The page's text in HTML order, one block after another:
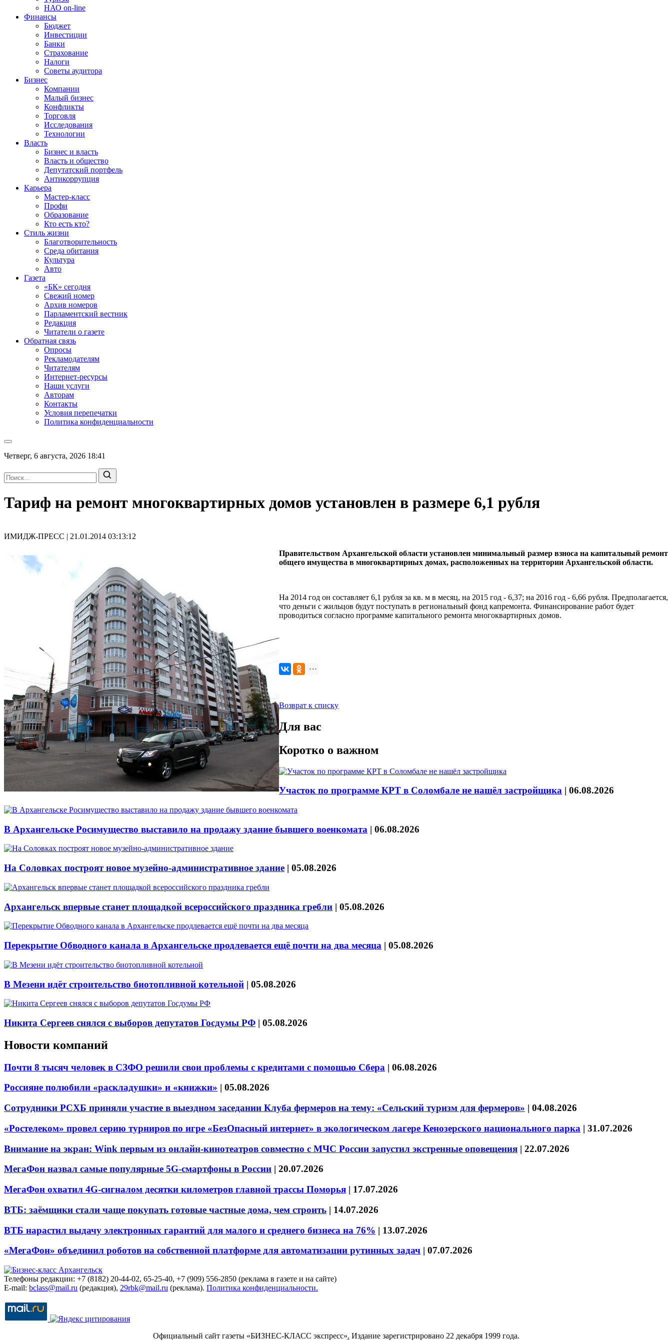
НАО on-line
Финансы
Бюджет
Инвестиции
Банки
Страхование
Налоги
Советы аудитора
Бизнес
Компании
Малый бизнес
Конфликты
Торговля
Исследования
Технологии
Власть
Бизнес и власть
Власть и общество
Депутатский портфель
Антикоррупция
Карьера
Мастер-класс
Профи
Образование
Кто есть кто?
Стиль жизни
Благотворительность
Среда обитания
Культура
Авто
Газета
«БК» сегодня
Свежий номер
Архив номеров
Парламентский вестник
Редакция
Читатели о газете
Обратная связь
Опросы
Рекламодателям
Читателям
Интернет-ресурсы
Наши услуги
Авторам
Контакты
Условия перепечатки
Политика конфиденциальности
Четверг, 6 августа, 2026 18:41
Тариф на ремонт многоквартирных домов установлен в размере 6,1 рубля
ИМИДЖ-ПРЕСС | 21.01.2014 03:13:12
Правительством Архангельской области установлен минимальный размер взноса на капитальный ремонт
общего имущества в многоквартирных домах, расположенных на территории Архангельской области.
На 2014 год он составляет 6,1 рубля за кв. м в месяц, на 2015 год - 6,37; на 2016 год - 6,66 рубля. Предполагается,
что деньги с жильцов будут поступать в региональный фонд капремонта. Финансирование работ будет
проводиться согласно программе капитального ремонта многоквартирных домов.
Возврат к списку
Для вас
Коротко о важном
Участок по программе КРТ в Соломбале не нашёл застройщика | 06.08.2026
В Архангельске Росимущество выставило на продажу здание бывшего военкомата | 06.08.2026
На Соловках построят новое музейно-административное здание | 05.08.2026
Архангельск впервые станет площадкой всероссийского праздника гребли | 05.08.2026
Перекрытие Обводного канала в Архангельске продлевается ещё почти на два месяца | 05.08.2026
В Мезени идёт строительство биотопливной котельной | 05.08.2026
Никита Сергеев снялся с выборов депутатов Госдумы РФ | 05.08.2026
Новости компаний
Почти 8 тысяч человек в СЗФО решили свои проблемы с кредитами с помощью Сбера | 06.08.2026
Россияне полюбили «раскладушки» и «книжки» | 05.08.2026
Сотрудники РСХБ приняли участие в выездном заседании Клуба фермеров на тему: «Сельский туризм для фермеров» | 04.08.2026
«Ростелеком» провел серию турниров по игре «БезОпасный интернет» в экологическом лагере Кенозерского национального парка | 31.07.2026
Внимание на экран: Wink первым из онлайн-кинотеатров совместно с МЧС России запустил экстренные оповещения | 22.07.2026
МегаФон назвал самые популярные 5G-смартфоны в России | 20.07.2026
МегаФон охватил 4G-сигналом десятки километров главной трассы Поморья | 17.07.2026
ВТБ: заёмщики стали чаще покупать готовые частные дома, чем строить | 14.07.2026
ВТБ нарастил выдачу электронных гарантий для малого и среднего бизнеса на 76% | 13.07.2026
«МегаФон» объединил роботов на собственной платформе для автоматизации рутинных задач | 07.07.2026
Телефоны редакции: +7 (8182) 20-44-02, 65-25-40, +7 (909) 556-2850 (реклама в газете и на сайте)
E-mail: bclass@mail.ru (редакция), 29rbk@mail.ru (реклама). Политика конфиденциальности.
Официальный сайт газеты «БИЗНЕС-КЛАСС экспресс». Издание зарегистрировано 22 декабря 1999 года.